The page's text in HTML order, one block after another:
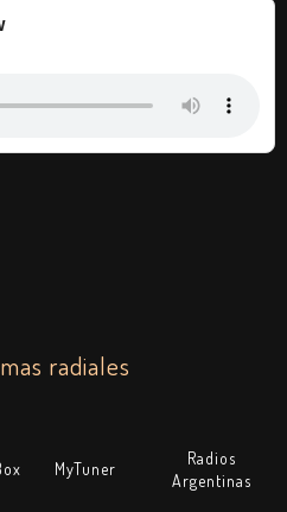
radiales
MyTuner
Radios
Argentinas